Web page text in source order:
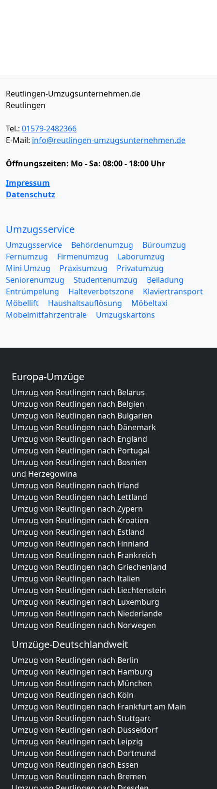
Reutlingen-Umzugsunternehmen.de
Reutlingen
Tel.: 01579-2482366
E-Mail: info@reutlingen-umzugsunternehmen.de
Öffnungszeiten: Mo - Sa: 08:00 - 18:00 Uhr
Impressum
Datenschutz
Umzugsservice
Umzugsservice Behördenumzug
Büroumzug
Fernumzug
Firmenumzug
Laborumzug
Mini Umzug
Praxisumzug
Privatumzug
Seniorenumzug
Studentenumzug
Beiladung
Entrümpelung
Halteverbotszone
Klaviertransport
Möbellift
Haushaltsauflösung
Möbeltaxi
Möbelmitfahrzentrale
Umzugskartons
Europa-Umzüge
Umzug von Reutlingen nach Belarus
Umzug von Reutlingen nach Belgien
Umzug von Reutlingen nach Bulgarien
Umzug von Reutlingen nach Dänemark
Umzug von Reutlingen nach England
Umzug von Reutlingen nach Portugal
Umzug von Reutlingen nach Bosnien
und Herzegowina
Umzug von Reutlingen nach Irland
Umzug von Reutlingen nach Lettland
Umzug von Reutlingen nach Zypern
Umzug von Reutlingen nach Kroatien
Umzug von Reutlingen nach Estland
Umzug von Reutlingen nach Finnland
Umzug von Reutlingen nach Frankreich
Umzug von Reutlingen nach Griechenland
Umzug von Reutlingen nach Italien
Umzug von Reutlingen nach Liechtenstein
Umzug von Reutlingen nach Luxemburg
Umzug von Reutlingen nach Niederlande
Umzug von Reutlingen nach Norwegen
Umzüge-Deutschlandweit
Umzug von Reutlingen nach Berlin
Umzug von Reutlingen nach Hamburg
Umzug von Reutlingen nach München
Umzug von Reutlingen nach Köln
Umzug von Reutlingen nach Frankfurt am Main
Umzug von Reutlingen nach Stuttgart
Umzug von Reutlingen nach Düsseldorf
Umzug von Reutlingen nach Leipzig
Umzug von Reutlingen nach Dortmund
Umzug von Reutlingen nach Essen
Umzug von Reutlingen nach Bremen